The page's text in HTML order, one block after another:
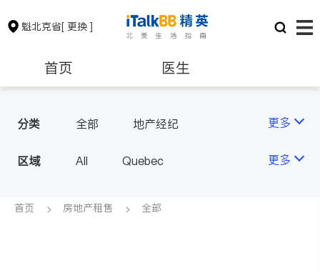
魁北克省[ 更换 ]
首页 医生
房地产租售 会计师
建筑装修
分类 全部 地产经纪 更多
区域 All Quebec 更多
首页 房地产租售 全部